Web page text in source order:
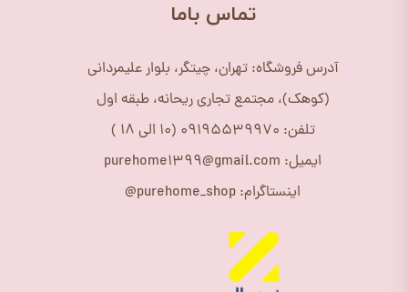
​تماس باما
آدرس فروشگاه: تهران، چیتگر، بلوار علیمردانی
(کوهک)، مجتمع تجاری ریحانه، طبقه اول
تلفن: 09195539970 (10 الی 18 )
ایمیل: purehome1399@gmail.com
اینستاگرام: purehome_shop@